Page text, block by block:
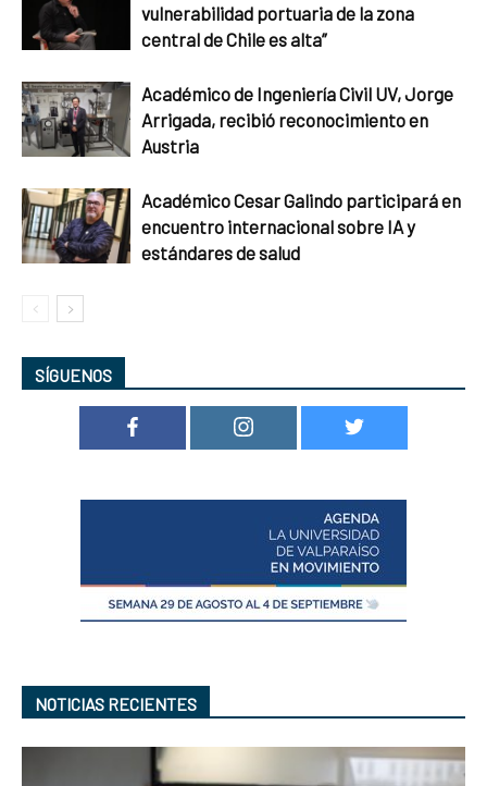
vulnerabilidad portuaria de la zona
central de Chile es alta”
Académico de Ingeniería Civil UV, Jorge
Arrigada, recibió reconocimiento en
Austria
Académico Cesar Galindo participará en
encuentro internacional sobre IA y
estándares de salud
SÍGUENOS
NOTICIAS RECIENTES